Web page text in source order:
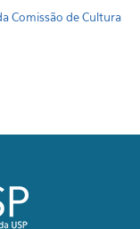
Comissão de Cultura